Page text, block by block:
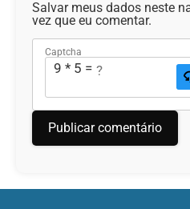
Salvar meus dados neste
vez que eu comentar.
Captcha
9 * 5 = ?